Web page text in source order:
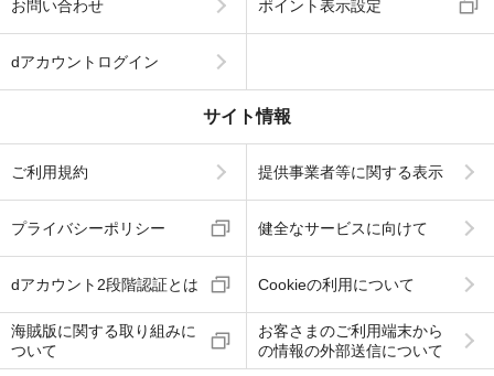
お問い合わせ ポイント表示設定
dアカウントログイン
サイト情報
ご利用規約 提供事業者等に関する表示
プライバシーポリシー 健全なサービスに向けて
dアカウント2段階認証とは Cookieの利用について
海賊版に関する取り組みに
ついて
お客さまのご利用端末から
の情報の外部送信について